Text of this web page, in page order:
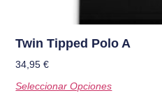
Twin Tipped Polo A
34,95€
Seleccionar Opciones